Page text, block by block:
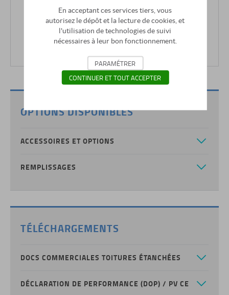
EVOLUTION 230V
OPTIONS DISPONIBLES
ACCESSOIRES ET OPTIONS
REMPLISSAGES
TÉLÉCHARGEMENTS
DOCS COMMERCIALES TOITURES ÉTANCHÉES
DÉCLARATION DE PERFORMANCE (DOP) / PV CE
En acceptant ces services tiers, vous
autorisez le dépôt et la lecture de cookies, et
l'utilisation de technologies de suivi
nécessaires à leur bon fonctionnement.
PARAMÉTRER
CONTINUER ET TOUT ACCEPTER